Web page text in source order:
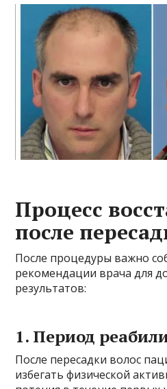
Процесс
после
После процедуры важно
рекомендации врача для
результатов:
1. Период
После пересадки волос
избегать физической